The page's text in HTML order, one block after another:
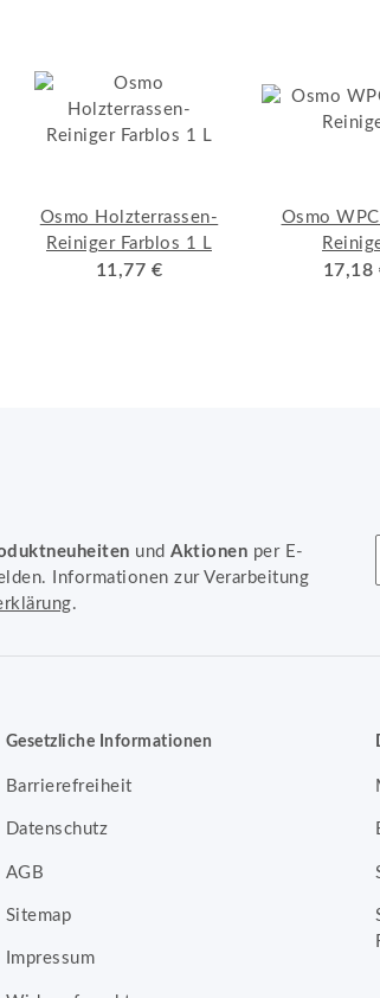
Osmo Holzterrassen-
Reiniger Farblos 1 L
11,77 €
Osmo
17,18
und Aktionen per E-
Informationen zur Verarbeitung
.
Gesetzliche Informationen
Barrierefreiheit
Datenschutz
AGB
Sitemap
Impressum